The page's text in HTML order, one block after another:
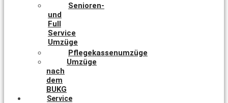
Senioren-
und
Full
Service
Umzüge
Pflegekassenumzüge
Umzüge
nach
dem
BUKG
Service